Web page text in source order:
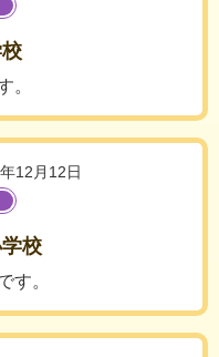
。
12月12日
校
す。